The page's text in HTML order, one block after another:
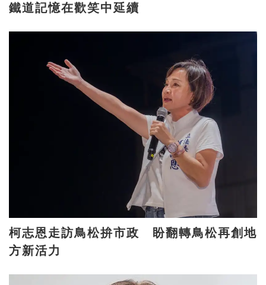
鐵道記憶在歡笑中延續
柯志恩走訪鳥松拚市政 盼翻轉鳥松再創地
方新活力